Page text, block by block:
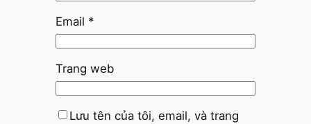
Email *
Trang web
Lưu tên của tôi, email, và trang